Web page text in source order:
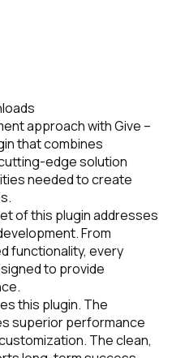
approach with Give –
that combines
edge solution
needed to create
of this plugin addresses
From
functionality, every
to provide
this plugin. The
superior performance
The clean,